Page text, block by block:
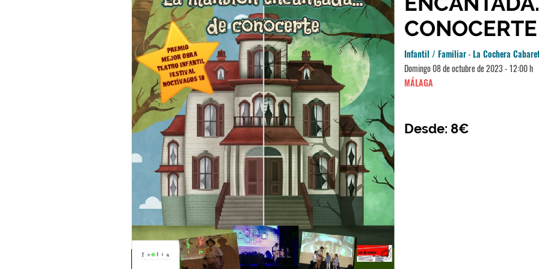
CONOCERTE
Infantil / Familiar-La Cochera
Domingo 08 de octubre de 2023 - 12:00 h
MÁLAGA
Desde: 8€